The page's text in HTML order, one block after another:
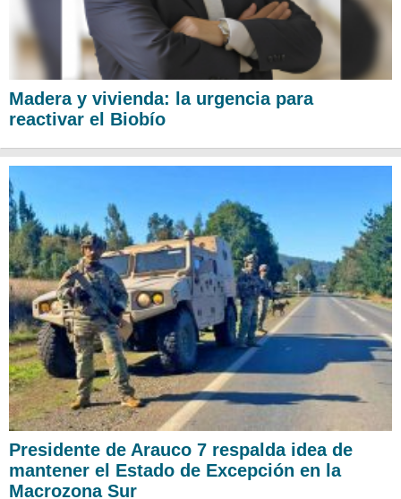
Madera y vivienda: la urgencia para
reactivar el Biobío
Presidente de Arauco 7 respalda idea de
mantener el Estado de Excepción en la
Macrozona Sur